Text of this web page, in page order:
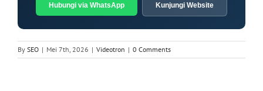
Hubungi via WhatsApp Kunjungi Website
By SEO | Mei 7th, 2026 | Videotron | 0 Comments